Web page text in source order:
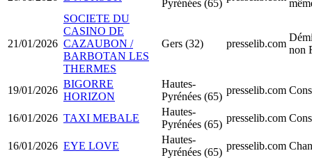
Pyrénées (65)
21/01/2026
SOCIETE DU
CASINO DE
CAZAUBON /
BARBOTAN LES
THERMES
Gers (32) presselib.com
non
19/01/2026
BIGORRE
HORIZON
Hautes-
Pyrénées (65)
presselib.com
16/01/2026 TAXI MEBALE
Hautes-
Pyrénées (65)
presselib.com
16/01/2026 EYE LOVE
Hautes-
Pyrénées (65)
presselib.com